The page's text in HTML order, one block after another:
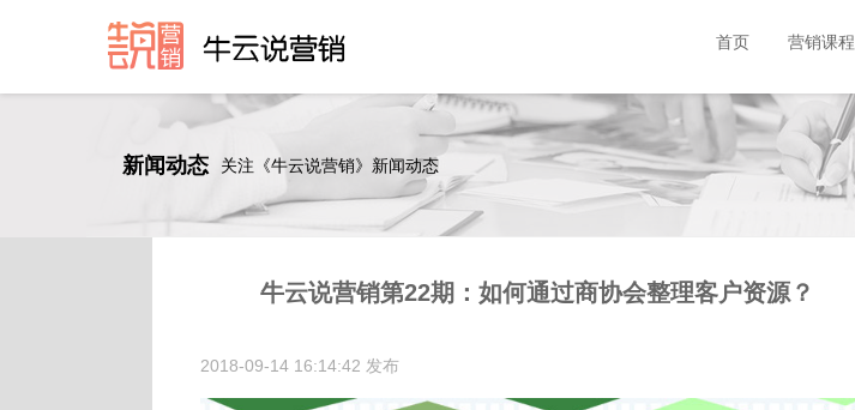
首页 营销课程
新闻动态 关注《牛云说营销》新闻动态
牛云说营销第22期：如何通过商协会整理客户资源？
2018-09-14 16:14:42 发布